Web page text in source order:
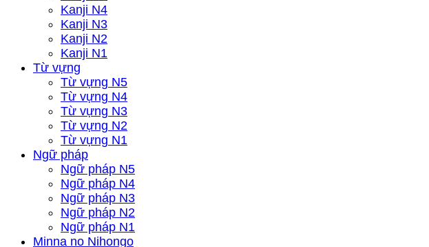
Kanji N4
Kanji N3
Kanji N2
Kanji N1
Từ vựng
Từ vựng N5
Từ vựng N4
Từ vựng N3
Từ vựng N2
Từ vựng N1
Ngữ pháp
Ngữ pháp N5
Ngữ pháp N4
Ngữ pháp N3
Ngữ pháp N2
Ngữ pháp N1
Minna no Nihongo